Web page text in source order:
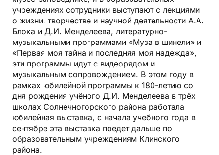
учреждениях сотрудники выступают с лекциями
о жизни, творчестве и научной деятельности А.А.
Блока и Д.И. Менделеева, литературно-
музыкальными программами «Муза в шинели» и
«Первая моя тайна и последняя моя надежда»,
эти программы идут с видеорядом и
музыкальным сопровождением. В этом году в
рамках юбилейной программы к 180-летию со
дня рождения учёного Д.И. Менделеева в трёх
школах Солнечногорского района работала
юбилейная выставка, с начала учебного года в
сентябре эта выставка поедет дальше по
образовательным учреждениям Клинского
района.